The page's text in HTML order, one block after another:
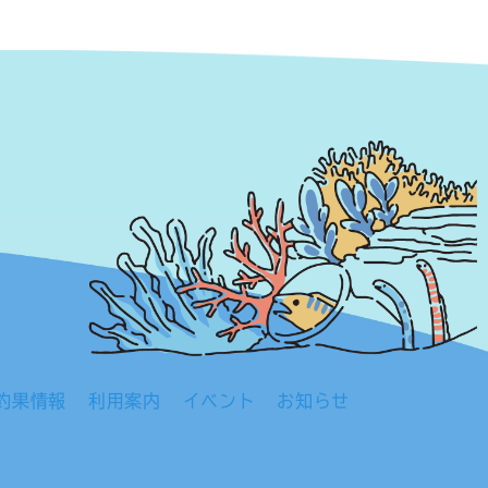
果情報 利用案内 イベント お知らせ